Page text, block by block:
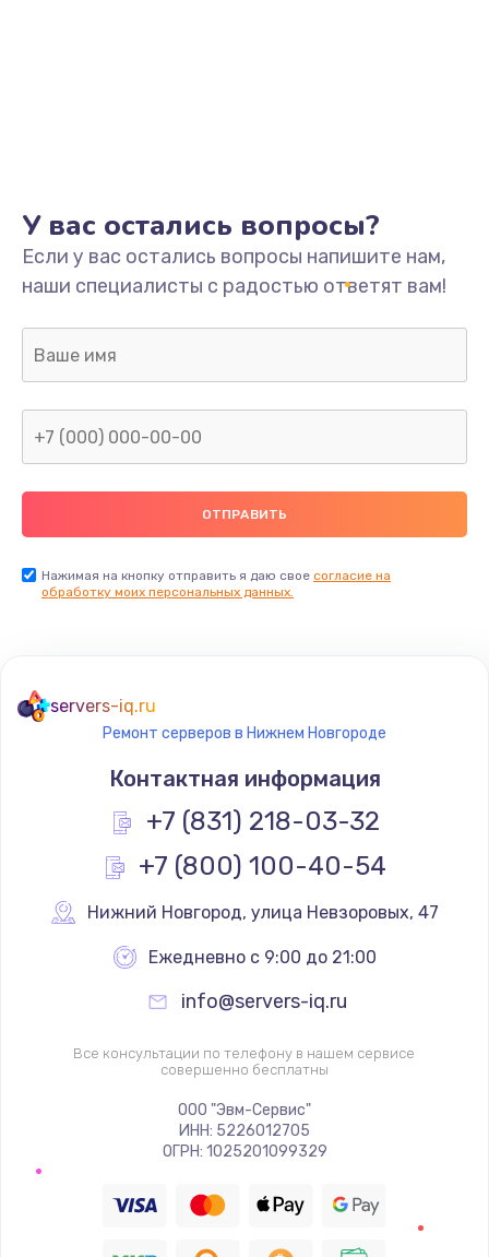
У вас остались вопросы?
Если у вас остались вопросы напишите нам,
наши специалисты с радостью ответят вам!
Нажимая на кнопку отправить я даю свое согласие на
обработку моих персональных данных.
servers-iq.ru
Ремонт серверов в Нижнем Новгороде
Контактная информация
+7 (831) 218-03-32
+7 (800) 100-40-54
Нижний Новгород, улица Невзоровых, 47
Ежедневно с 9:00 до 21:00
info@servers-iq.ru
Все консультации по телефону в нашем сервисе
совершенно бесплатны
ООО "Эвм-Сервис"
ИНН: 5226012705
ОГРН: 1025201099329